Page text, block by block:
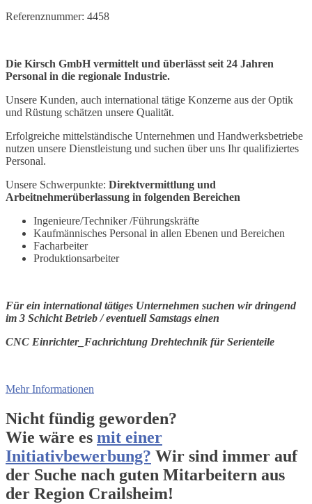
Referenznummer: 4458
Die Kirsch GmbH vermittelt und überlässt seit 24 Jahren
Personal in die regionale Industrie.
Unsere Kunden, auch international tätige Konzerne aus der Optik
und Rüstung schätzen unsere Qualität.
Erfolgreiche mittelständische Unternehmen und Handwerksbetriebe
nutzen unsere Dienstleistung und suchen über uns Ihr qualifiziertes
Personal.
Unsere Schwerpunkte: Direktvermittlung und
Arbeitnehmerüberlassung in folgenden Bereichen
Ingenieure/Techniker /Führungskräfte
Kaufmännisches Personal in allen Ebenen und Bereichen
Facharbeiter
Produktionsarbeiter
Für ein international tätiges Unternehmen suchen wir dringend
im 3 Schicht Betrieb / eventuell Samstags einen
CNC Einrichter_Fachrichtung Drehtechnik für Serienteile
Mehr Informationen
Nicht fündig geworden?
Wie wäre es mit einer
Initiativbewerbung? Wir sind immer auf
der Suche nach guten Mitarbeitern aus
der Region Crailsheim!